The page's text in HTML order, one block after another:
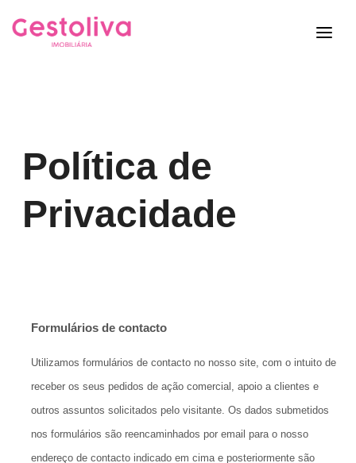
Política de
Privacidade
Formulários de contacto
Utilizamos formulários de contacto no nosso site, com o intuito de
receber os seus pedidos de ação comercial, apoio a clientes e
outros assuntos solicitados pelo visitante. Os dados submetidos
nos formulários são reencaminhados por email para o nosso
endereço de contacto indicado em cima e posteriormente são